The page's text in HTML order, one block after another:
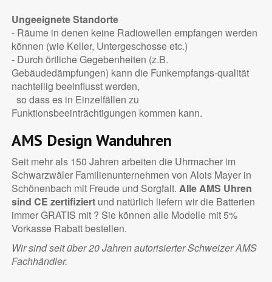
Ungeeignete Standorte
- Räume in denen keine Radiowellen empfangen werden
können (wie Keller, Untergeschosse etc.)
- Durch örtliche Gegebenheiten (z.B.
Gebäudedämpfungen) kann die Funkempfangs-qualität
nachteilig beeinflusst werden,
so dass es in Einzelfällen zu
Funktionsbeeinträchtigungen kommen kann.
AMS Design Wanduhren
Seit mehr als 150 Jahren arbeiten die Uhrmacher im
Schwarzwäler Familienunternehmen von Alois Mayer in
Schönenbach mit Freude und Sorgfalt. Alle AMS Uhren
sind CE zertifiziertund natürlich liefern wir die Batterien
immer GRATIS mit ? Sie können alle Modelle mit 5%
Vorkasse Rabatt bestellen.
Wir sind seit über 20 Jahren autorisierter Schweizer AMS
Fachhändler.